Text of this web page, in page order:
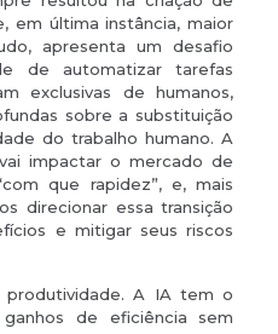
em última instância, maior
apresenta um desafio
de automatizar tarefas
exclusivas de humanos,
sobre a substituição
do trabalho humano. A
impactar o mercado de
que rapidez”, e, mais
direcionar essa transição
e mitigar seus riscos
A IA tem o
de eficiência sem